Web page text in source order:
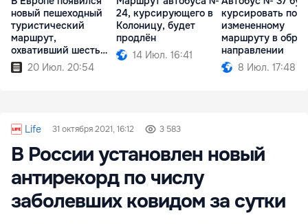
новый пешеходный
туристический
маршрут,
охвативший шесть
стран20 Июл. 20:54
24, курсирующего в
Колоницу, будет
продлён
14 Июл. 16:41
курсировать по
измененному
маршруту в
направлении
8 Июл. 17:48
Life 31 октября 2021, 16:12 3 583
В России установлен новый
антирекорд по числу
заболевших ковидом за сутки